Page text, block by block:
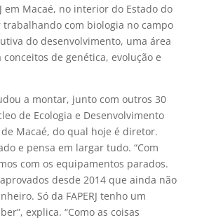
em Macaé, no interior do Estado do
trabalhando com biologia no campo
do desenvolvimento, uma área
de genética, evolução e
a montar, junto com outros 30
de Ecologia e Desenvolvimento
Macaé, do qual hoje é diretor.
e pensa em largar tudo. “Com
com os equipamentos parados.
desde 2014 que ainda não
Só da FAPERJ tenho um
explica. “Como as coisas